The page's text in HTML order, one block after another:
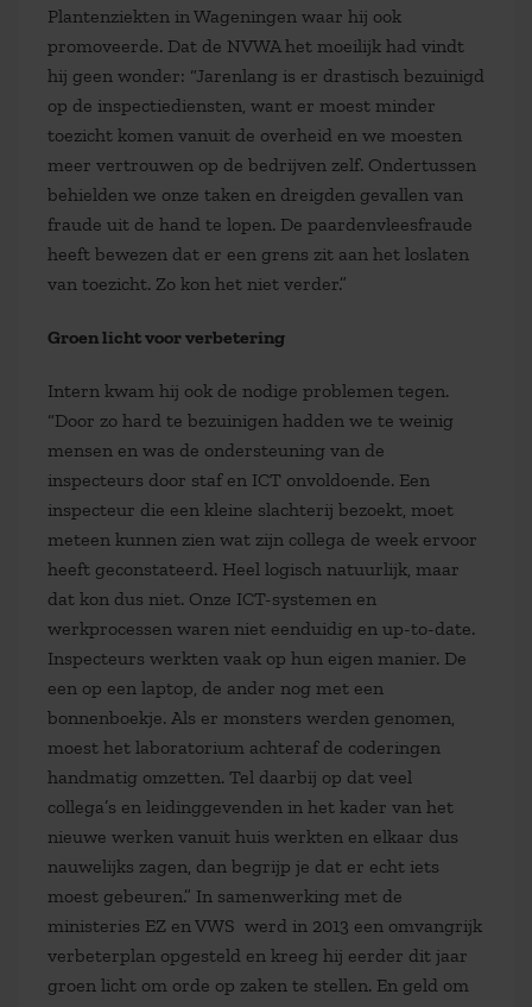
Plantenziekten in Wageningen waar hij ook
promoveerde. Dat de NVWA het moeilijk had vindt
hij geen wonder: “Jarenlang is er drastisch bezuinigd
op de inspectiediensten, want er moest minder
toezicht komen vanuit de overheid en we moesten
meer vertrouwen op de bedrijven zelf. Ondertussen
behielden we onze taken en dreigden gevallen van
fraude uit de hand te lopen. De paardenvleesfraude
heeft bewezen dat er een grens zit aan het loslaten
van toezicht. Zo kon het niet verder.”
Groen licht voor verbetering
Intern kwam hij ook de nodige problemen tegen.
“Door zo hard te bezuinigen hadden we te weinig
mensen en was de ondersteuning van de
inspecteurs door staf en ICT onvoldoende. Een
inspecteur die een kleine slachterij bezoekt, moet
meteen kunnen zien wat zijn collega de week ervoor
heeft geconstateerd. Heel logisch natuurlijk, maar
dat kon dus niet. Onze ICT-systemen en
werkprocessen waren niet eenduidig en up-to-date.
Inspecteurs werkten vaak op hun eigen manier. De
een op een laptop, de ander nog met een
bonnenboekje. Als er monsters werden genomen,
moest het laboratorium achteraf de coderingen
handmatig omzetten. Tel daarbij op dat veel
collega’s en leidinggevenden in het kader van het
nieuwe werken vanuit huis werkten en elkaar dus
nauwelijks zagen, dan begrijp je dat er echt iets
moest gebeuren.” In samenwerking met de
ministeries EZ en VWS werd in 2013 een omvangrijk
verbeterplan opgesteld en kreeg hij eerder dit jaar
groen licht om orde op zaken te stellen. En geld om